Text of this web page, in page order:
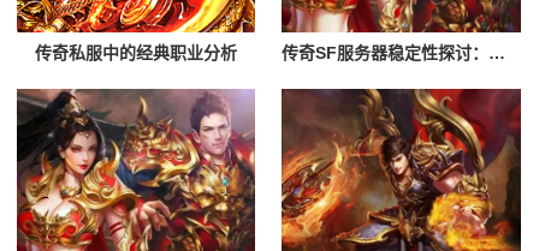
传奇私服中的经典职业分析 传奇SF服务器稳定性探讨：为何它如此受欢迎